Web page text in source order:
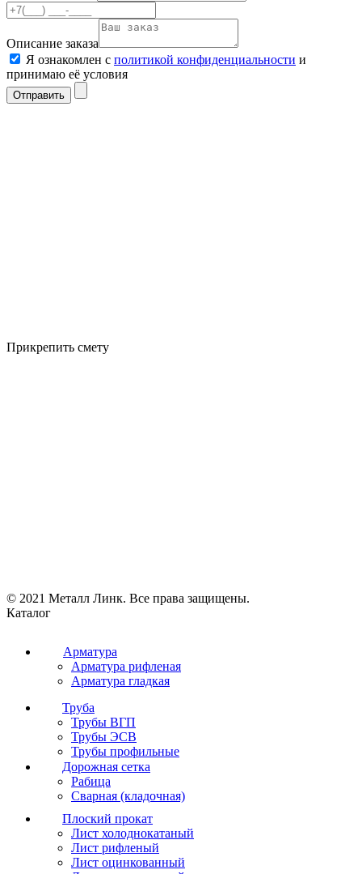
Описание заказа
Я ознакомлен с политикой конфиденциальности и
принимаю её условия
Отправить
Прикрепить смету
© 2021 Металл Линк. Все права защищены.
Каталог
Арматура
Арматура рифленая
Арматура гладкая
Труба
Трубы ВГП
Трубы ЭСВ
Трубы профильные
Дорожная сетка
Рабица
Сварная (кладочная)
Плоский прокат
Лист холоднокатаный
Лист рифленый
Лист оцинкованный